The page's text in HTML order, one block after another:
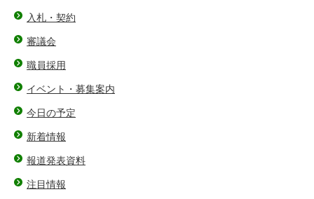
入札・契約
審議会
職員採用
イベント・募集案内
今日の予定
新着情報
報道発表資料
注目情報